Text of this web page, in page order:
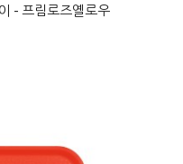
- 프림로즈옐로우